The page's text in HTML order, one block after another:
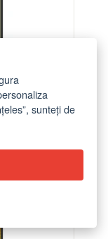
Dawn
sunteți de